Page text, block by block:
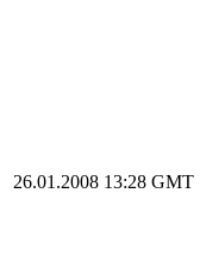
26.01.2008 13:28